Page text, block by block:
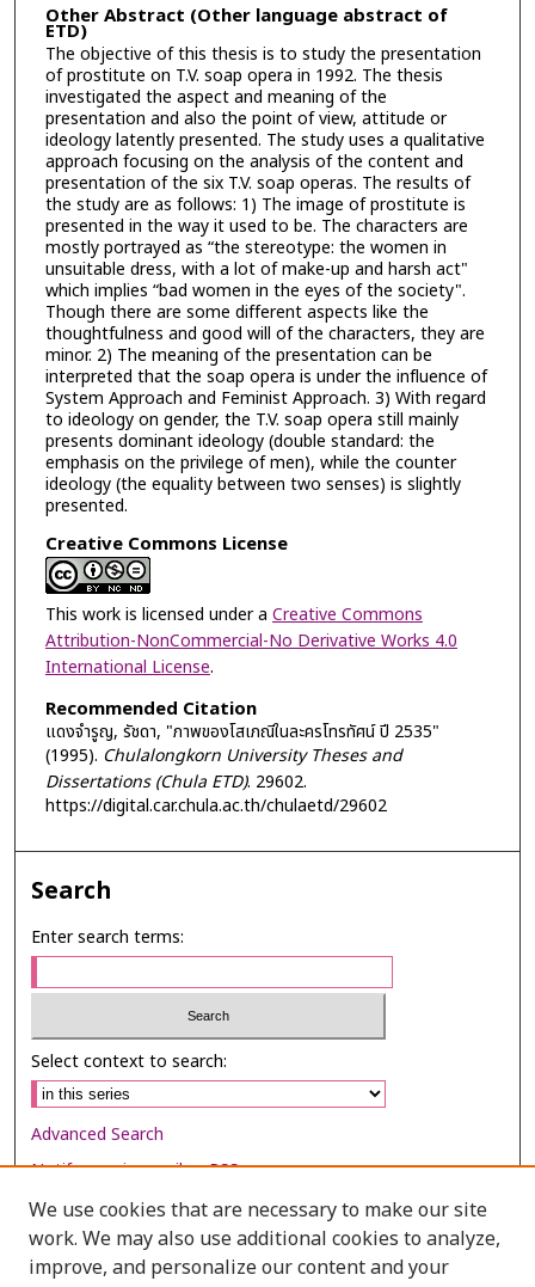
Other Abstract (Other language abstract of
ETD)
The objective of this thesis is to study the presentation
of prostitute on T.V. soap opera in 1992. The thesis
investigated the aspect and meaning of the
presentation and also the point of view, attitude or
ideology latently presented. The study uses a qualitative
approach focusing on the analysis of the content and
presentation of the six T.V. soap operas. The results of
the study are as follows: 1) The image of prostitute is
presented in the way it used to be. The characters are
mostly portrayed as “the stereotype: the women in
unsuitable dress, with a lot of make-up and harsh act"
which implies “bad women in the eyes of the society".
Though there are some different aspects like the
thoughtfulness and good will of the characters, they are
minor. 2) The meaning of the presentation can be
interpreted that the soap opera is under the influence of
System Approach and Feminist Approach. 3) With regard
to ideology on gender, the T.V. soap opera still mainly
presents dominant ideology (double standard: the
emphasis on the privilege of men), while the counter
ideology (the equality between two senses) is slightly
presented.
Creative Commons License
This work is licensed under a Creative Commons
Attribution-NonCommercial-No Derivative Works 4.0
International License.
Recommended Citation
แดงจำรูญ, รัชดา, "ภาพของโสเภณีในละครโทรทัศน์ ปี 2535"
(1995). Chulalongkorn University Theses and
Dissertations (Chula ETD). 29602.
https://digital.car.chula.ac.th/chulaetd/29602
Search
Enter search terms:
Select context to search:
Advanced Search
Notify me via email orRSS
Browse
Collections
We use cookies that are necessary to make our site
work. We may also use additional cookies to analyze,
improve, and personalize our content and your